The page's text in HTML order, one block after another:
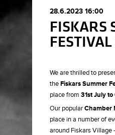
28.6.2023 16:00
FISKARS
We are thrilled to
theFiskars Summer
place from 31st July
Our popularChamber
place in a number of
around Fiskars Village